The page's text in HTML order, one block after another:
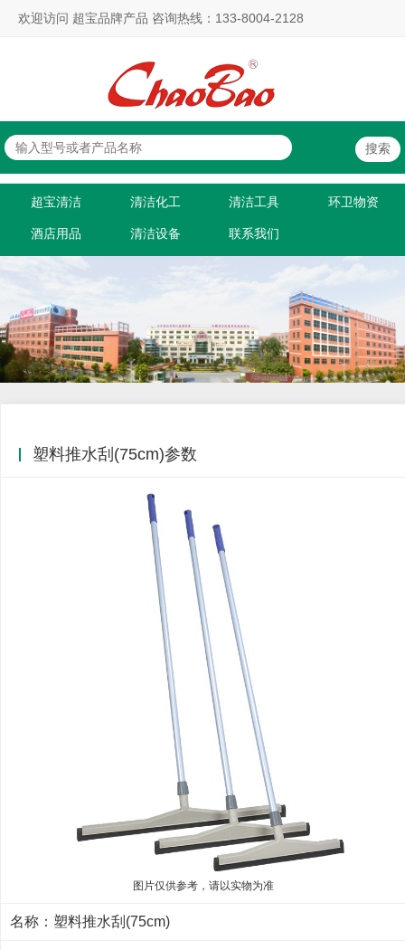
欢迎访问 超宝品牌产品 咨询热线：133-8004-2128
超宝清洁 清洁化工 清洁工具 环卫物资
酒店用品 清洁设备 联系我们
塑料推水刮(75cm)参数
图片仅供参考，请以实物为准
名称：塑料推水刮(75cm)